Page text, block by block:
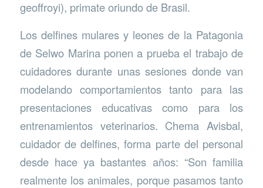
geoffroyi), primate oriundo de Brasil.
Los delfines mulares y leones de la Patagonia
de Selwo Marina ponen a prueba el trabajo de
cuidadores durante unas sesiones donde van
modelando comportamientos tanto para las
presentaciones educativas como para los
entrenamientos veterinarios. Chema Avisbal,
cuidador de delfines, forma parte del personal
desde hace ya bastantes años: “Son familia
realmente los animales, porque pasamos tanto